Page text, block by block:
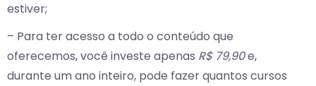
estiver;
– Para ter acesso a todo o conteúdo que
oferecemos, você investe apenas R$ 79,90e,
durante um ano inteiro, pode fazer quantos cursos